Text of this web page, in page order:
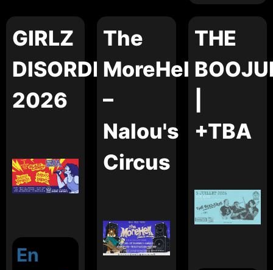
GIRLZ
DISORDER
2026
En
The
MoreHell
–
Nalou's
Circus
THE
+TBA